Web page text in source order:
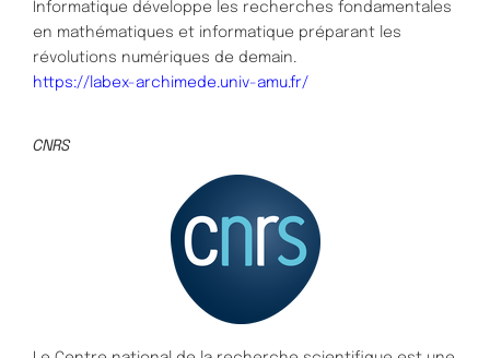
Informatique développe les recherches fondamentales
en mathématiques et informatique préparant les
révolutions numériques de demain.
https://labex-archimede.univ-amu.fr/
CNRS